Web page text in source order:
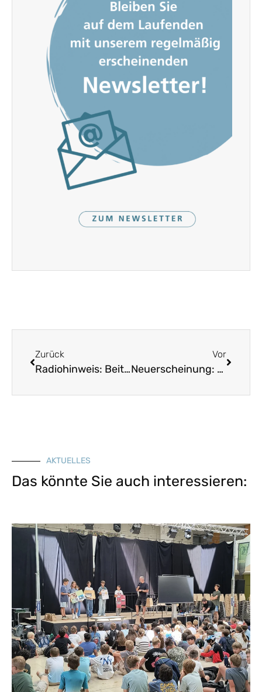
Zurück
Radiohinweis: Beitrag über das Projekt „Erfassung historischer Kulturlandschaft“
Vor
Neuerscheinung: 15 Stücke für Saitenmusik aus dem Repertoire von Berta Reißner
AKTUELLES
Das könnte Sie auch interessieren: